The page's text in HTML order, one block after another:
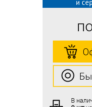
В
и
В